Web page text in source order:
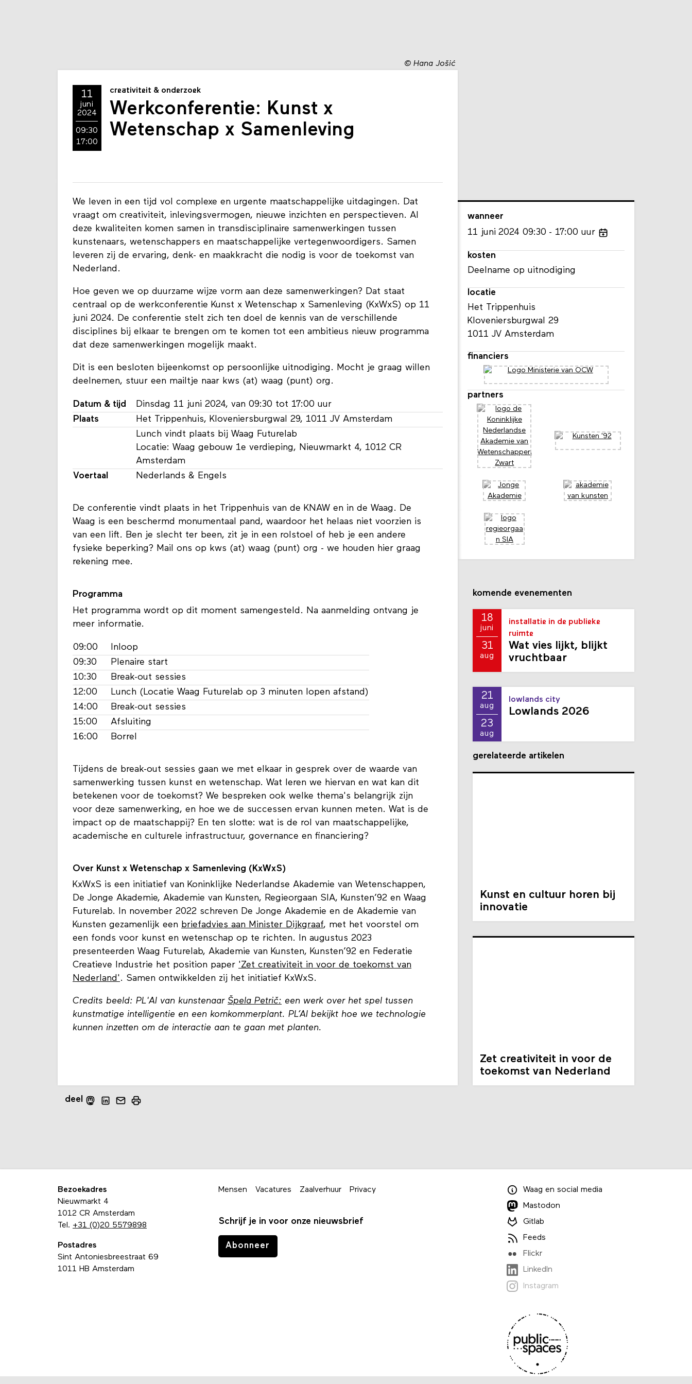
©Hana Jošić
11
juni
2024
09:30
17:00
creativiteit & onderzoek
Werkconferentie: Kunst x
Wetenschap x Samenleving
We leven in een tijd vol complexe en urgente maatschappelijke uitdagingen. Dat
vraagt om creativiteit, inlevingsvermogen, nieuwe inzichten en perspectieven. Al
deze kwaliteiten komen samen in transdisciplinaire samenwerkingen tussen
kunstenaars, wetenschappers en maatschappelijke vertegenwoordigers. Samen
leveren zij de ervaring, denk- en maakkracht die nodig is voor de toekomst van
Nederland.
Hoe geven we op duurzame wijze vorm aan deze samenwerkingen? Dat staat
centraal op de werkconferentie Kunst x Wetenschap x Samenleving (KxWxS) op 11
juni 2024. De conferentie stelt zich ten doel de kennis van de verschillende
disciplines bij elkaar te brengen om te komen tot een ambitieus nieuw programma
dat deze samenwerkingen mogelijk maakt.
Dit is een besloten bijeenkomst op persoonlijke uitnodiging. Mocht je graag willen
deelnemen, stuur een mailtje naar kws (at) waag (punt) org.
Datum & tijd
Dinsdag 11 juni 2024, van 09:30 tot 17:00 uur
Plaats
Het Trippenhuis, Kloveniersburgwal 29, 1011 JV Amsterdam
Lunch vindt plaats bij Waag Futurelab
Locatie: Waag gebouw 1e verdieping, Nieuwmarkt 4, 1012 CR
Amsterdam
Voertaal
Nederlands & Engels
De conferentie vindt plaats in het Trippenhuis van de KNAW en in de Waag. De
Waag is een beschermd monumentaal pand, waardoor het helaas niet voorzien is
van een lift. Ben je slecht ter been, zit je in een rolstoel of heb je een andere
fysieke beperking? Mail ons op kws (at) waag (punt) org - we houden hier graag
rekening mee.
Programma
Het programma wordt op dit moment samengesteld. Na aanmelding ontvang je
meer informatie.
09:00
Inloop
09:30
Plenaire start
10:30
Break-out sessies
12:00
Lunch (Locatie Waag Futurelab op 3 minuten lopen afstand)
14:00
Break-out sessies
15:00
Afsluiting
16:00
Borrel
Tijdens de break-out sessies gaan we met elkaar in gesprek over de waarde van
samenwerking tussen kunst en wetenschap. Wat leren we hiervan en wat kan dit
betekenen voor de toekomst? We bespreken ook welke thema's belangrijk zijn
voor deze samenwerking, en hoe we de successen ervan kunnen meten. Wat is de
impact op de maatschappij? En ten slotte: wat is de rol van maatschappelijke,
academische en culturele infrastructuur, governance en financiering?
Over Kunst x Wetenschap x Samenleving (KxWxS)
KxWxS is een initiatief van Koninklijke Nederlandse Akademie van Wetenschappen,
De Jonge Akademie, Akademie van Kunsten, Regieorgaan SIA, Kunsten’92 en Waag
Futurelab. In november 2022 schreven De Jonge Akademie en de Akademie van
Kunsten gezamenlijk een briefadvies aan Minister Dijkgraaf, met het voorstel om
een fonds voor kunst en wetenschap op te richten. In augustus 2023
presenteerden Waag Futurelab, Akademie van Kunsten, Kunsten’92 en Federatie
Creatieve Industrie het position paper 'Zet creativiteit in voor de toekomst van
Nederland'. Samen ontwikkelden zij het initiatief KxWxS.
Credits beeld: PL'AI van kunstenaar Špela Petrič: een werk over het spel tussen
kunstmatige intelligentie en een komkommerplant. PL’AI bekijkt hoe we technologie
kunnen inzetten om de interactie aan te gaan met planten.
wanneer
11 juni 2024 09:30 17:00 uur
kosten
Deelname op uitnodiging
locatie
Het Trippenhuis
Kloveniersburgwal 29
1011 JV Amsterdam
financiers
partners
deel
komende evenementen
18
juni
31
aug
installatie in de publieke
ruimte
Wat vies lijkt, blijkt
vruchtbaar
21
aug
23
aug
lowlands city
Lowlands 2026
gerelateerde artikelen
Kunst en cultuur horen bij
innovatie
Zet creativiteit in voor de
toekomst van Nederland
Bezoekadres
Nieuwmarkt 4
1012 CR Amsterdam
Tel. +31 (0)20 5579898
Postadres
Sint Antoniesbreestraat 69
1011 HB Amsterdam
Mensen Vacatures Zaalverhuur Privacy
Schrijf je in voor onze nieuwsbrief
Abonneer
Waag en social media
Mastodon
Gitlab
Feeds
Flickr
LinkedIn
Instagram